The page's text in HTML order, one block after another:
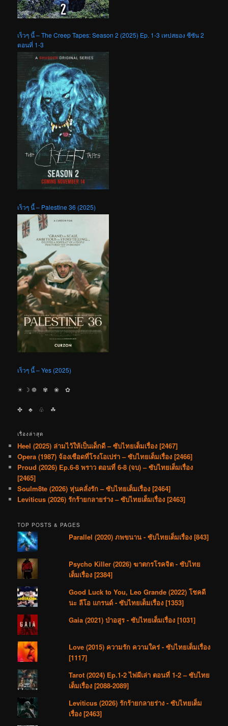
เร็วๆ นี้ – The Creep Tapes: Season 2 (2025) Ep. 1-3 เทปสยอง ซีซัน 2
ตอนที่ 1-3
เร็วๆ นี้ – Palestine 36 (2025)
เร็วๆ นี้ – Yes (2025)
☀︎ ☽ ❁ ✾ ❀ ✿
✤ ♣︎ ♧ ☘︎
เรื่องล่าสุด
Heel (2025) ล่ามไว้ให้เป็นเด็กดี – ซับไทยเต็มเรื่อง [2467]
Opera (1987) จ้องเชือดที่โรงโอเปร่า – ซับไทยเต็มเรื่อง [2466]
Proud (2026) Ep.6-8 พราว ตอนที่ 6-8 (จบ) – ซับไทยเต็มเรื่อง
[2465]
Soulm8te (2026) หุ่นคลั่งรัก – ซับไทยเต็มเรื่อง [2464]
Leviticus (2026) รักร้ายกลายร่าง – ซับไทยเต็มเรื่อง [2463]
TOP POSTS & PAGES
Parallel (2020) ภพขนาน - ซับไทยเต็มเรื่อง [843]
Psycho Killer (2026) ฆาตกรโรคจิต - ซับไทย
เต็มเรื่อง [2384]
Good Luck to You, Leo Grande (2022) โชคดี
นะ ลีโอ แกรนด์ - ซับไทยเต็มเรื่อง [1353]
Gaia (2021) ป่าอสูร - ซับไทยเต็มเรื่อง [1031]
Love (2015) ความรัก ความใคร่ - ซับไทยเต็มเรื่อง
[1117]
Tarot (2024) Ep.1-2 ไพ่ผีเล่า ตอนที่ 1-2 – ซับไทย
เต็มเรื่อง [2088-2089]
Leviticus (2026) รักร้ายกลายร่าง - ซับไทยเต็ม
เรื่อง [2463]